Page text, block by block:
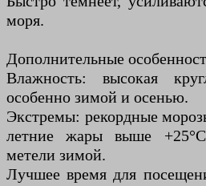
моря.
Дополнительные
Влажность: высокая
особенно зимой и осенью.
Экстремы: рекордные
летние жары выше
метели зимой.
Лучшее время для